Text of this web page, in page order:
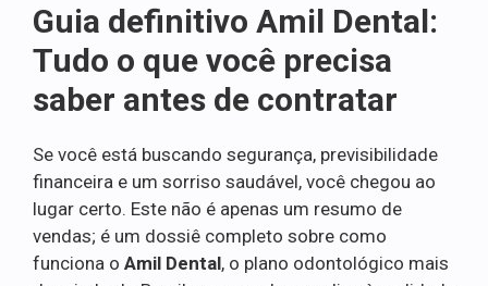
Guia definitivo Amil Dental:
Tudo o que você precisa
saber antes de contratar
Se você está buscando segurança, previsibilidade
financeira e um sorriso saudável, você chegou ao
lugar certo. Este não é apenas um resumo de
vendas; é um dossiê completo sobre como
funciona o Amil Dental, o plano odontológico mais